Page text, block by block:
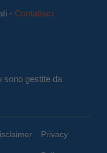
- Contattaci
sono gestite da
Privacy